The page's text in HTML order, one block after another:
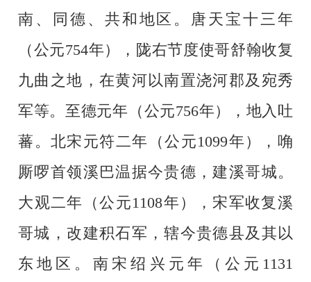
南、同德、共和地区。唐天宝十三年
（公元754年），陇右节度使哥舒翰收复
九曲之地，在黄河以南置浇河郡及宛秀
军等。至德元年（公元756年），地入吐
蕃。北宋元符二年（公元1099年）， 唃
厮啰首领溪巴温据今贵德，建溪哥城。
大观二年（公元1108年），宋军收复溪
哥城，改建积石军，辖今贵德县及其以
东地区。南宋绍兴元年（公元1131